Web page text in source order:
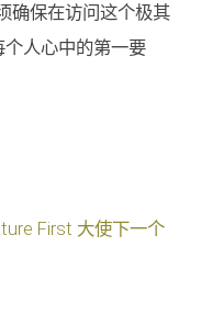
确保在访问这个极其
个人心中的第一要
First 大使下一个